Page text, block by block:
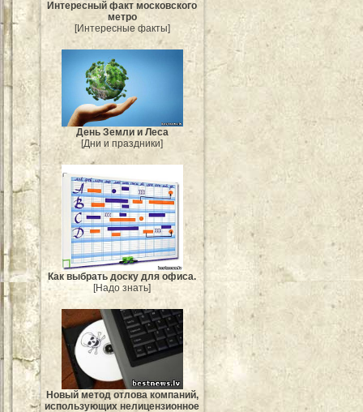
Интересный факт московского
метро
[Интересные факты]
День Земли и Леса
[Дни и праздники]
Как выбрать доску для офиса.
[Надо знать]
Новый метод отлова компаний,
использующих нелицензионное